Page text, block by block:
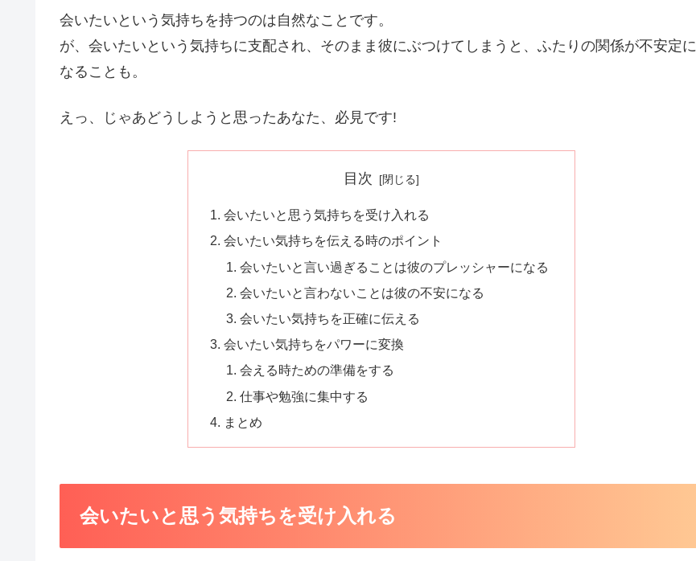
会いたいという気持ちを持つのは自然なことです。
が、会いたいという気持ちに支配され、そのまま彼にぶつけてしまうと、ふたりの関係が不安定に
なることも。
えっ、じゃあどうしようと思ったあなた、必見です!
目次
会いたいと思う気持ちを受け入れる
会いたい気持ちを伝える時のポイント
会いたいと言い過ぎることは彼のプレッシャーになる
会いたいと言わないことは彼の不安になる
会いたい気持ちを正確に伝える
会いたい気持ちをパワーに変換
会える時ための準備をする
仕事や勉強に集中する
まとめ
会いたいと思う気持ちを受け入れる